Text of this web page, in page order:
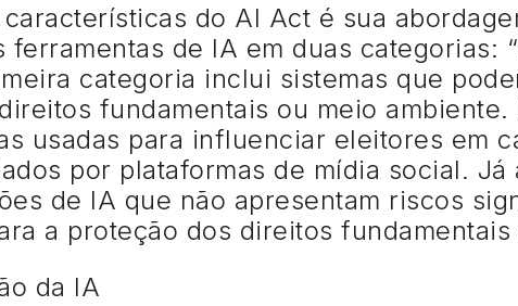
do AI Act é sua
de IA em duas categorias:
categoria inclui sistemas que
fundamentais ou meio ambiente.
usadas para influenciar eleitores em
por plataformas de mídia social. Já
de IA que não apresentam riscos
a proteção dos direitos